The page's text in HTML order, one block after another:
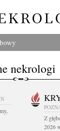
nekrologi
Z
2026